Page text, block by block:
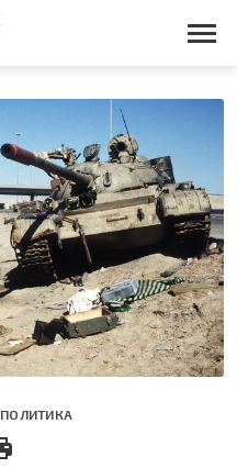
ПОЛИТИКА